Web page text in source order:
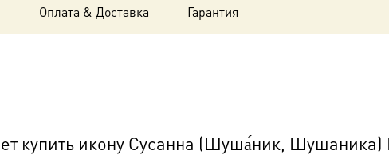
окладе-
Оплата & Доставка Гарантия
купить икону Сусанна (Шуша́ник, Шушаника)